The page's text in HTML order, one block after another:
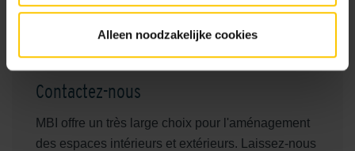
Alleen noodzakelijke cookies
piétonne et véhiculaire après avoir été remplie de substrat.
Contactez-nous
MBI offre un très large choix pour l'aménagement
des espaces intérieurs et extérieurs. Laissez-nous